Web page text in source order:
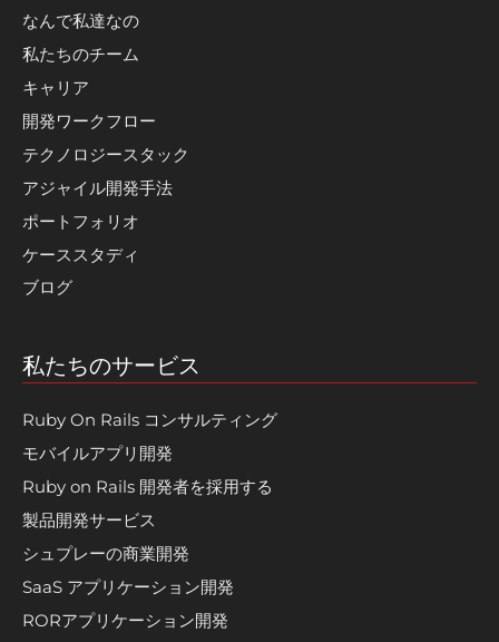
なんで私達なの
私たちのチーム
キャリア
開発ワークフロー
テクノロジースタック
アジャイル開発手法
ポートフォリオ
ケーススタディ
ブログ
私たちのサービス
Ruby On Rails コンサルティング
モバイルアプリ開発
Ruby on Rails 開発者を採用する
製品開発サービス
シュプレーの商業開発
SaaS アプリケーション開発
RORアプリケーション開発